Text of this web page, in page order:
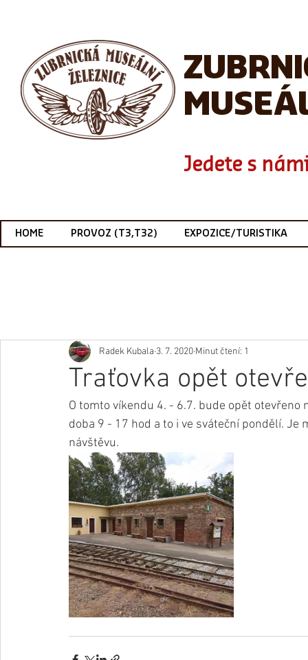
Jedete s
HOME PROVOZ (T3,T32) EXPOZICE/TURISTIKA
Traťovka opět
Radek Kubala 3. 7. 2020 Minut čtení: 1
O tomto víkendu 4. - 6.7. bude opět
doba 9 - 17 hod a to i ve sváteční pondělí. Je
návštěvu.